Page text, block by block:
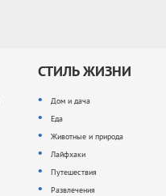
СТИЛЬ ЖИЗНИ
Дом и дача
Еда
Животные и природа
Лайфхаки
Путешествия
Развлечения